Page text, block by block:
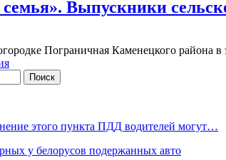
Выпускники
Пограничная Каменецкого района
этого пункта ПДД водителей могут…
у белорусов подержанных авто